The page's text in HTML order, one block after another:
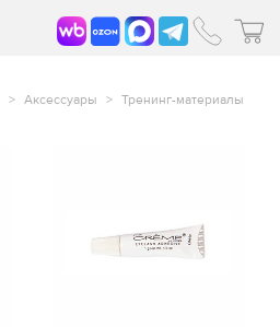
> Аксессуары > Тренинг-материалы